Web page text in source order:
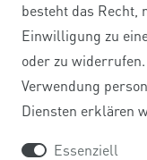
SERVICE
ZAHLUNG UND
besteht das Recht,
Einwilligung zu
oder zu
Verwendung
Diensten erklären
Essenziell